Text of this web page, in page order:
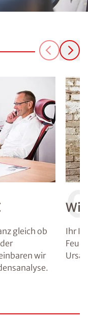
gleich ob
wir
Wir
Ihr